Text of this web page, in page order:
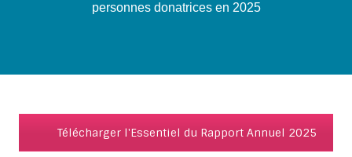
personnes donatrices en 2025
Télécharger l'Essentiel du Rapport Annuel 2025